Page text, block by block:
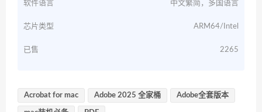
软件语言 中文繁简，多国语言
芯片类型 ARM64/Intel
已售 2265
Acrobat for mac Adobe 2025 全家桶 Adobe全套版本